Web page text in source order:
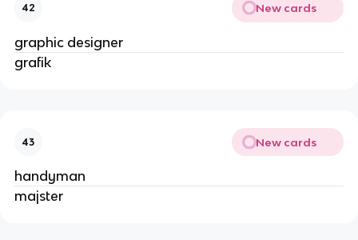
42 New cards
graphic designer
grafik
43 New cards
handyman
majster